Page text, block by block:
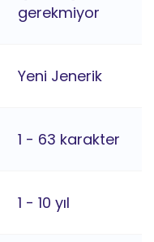
gerekmiyor
Yeni Jenerik
1 - 63 karakter
1 - 10 yıl